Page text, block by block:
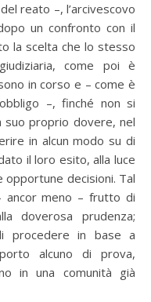
reato –, l’arcivescovo
un confronto con il
la scelta che lo stesso
come poi è
in corso e – come è
–, finché non si
suo proprio dovere, nel
in alcun modo su di
il loro esito, alla luce
decisioni. Tal
ancor meno – frutto di
doverosa prudenza;
procedere in base a
alcuno di prova,
in una comunità già